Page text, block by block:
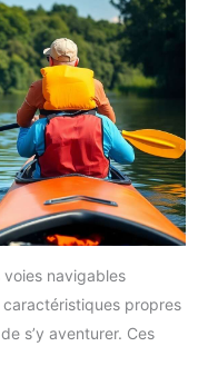
navigables
propres
s’y aventurer. Ces